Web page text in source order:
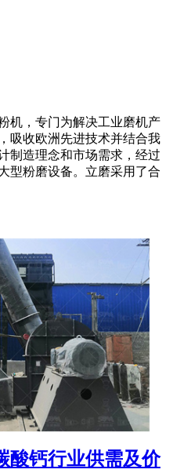
机，专门为解决工业磨机产
吸收欧洲先进技术并结合我
制造理念和市场需求，经过
型粉磨设备。立磨采用了合
酸钙行业供需及价